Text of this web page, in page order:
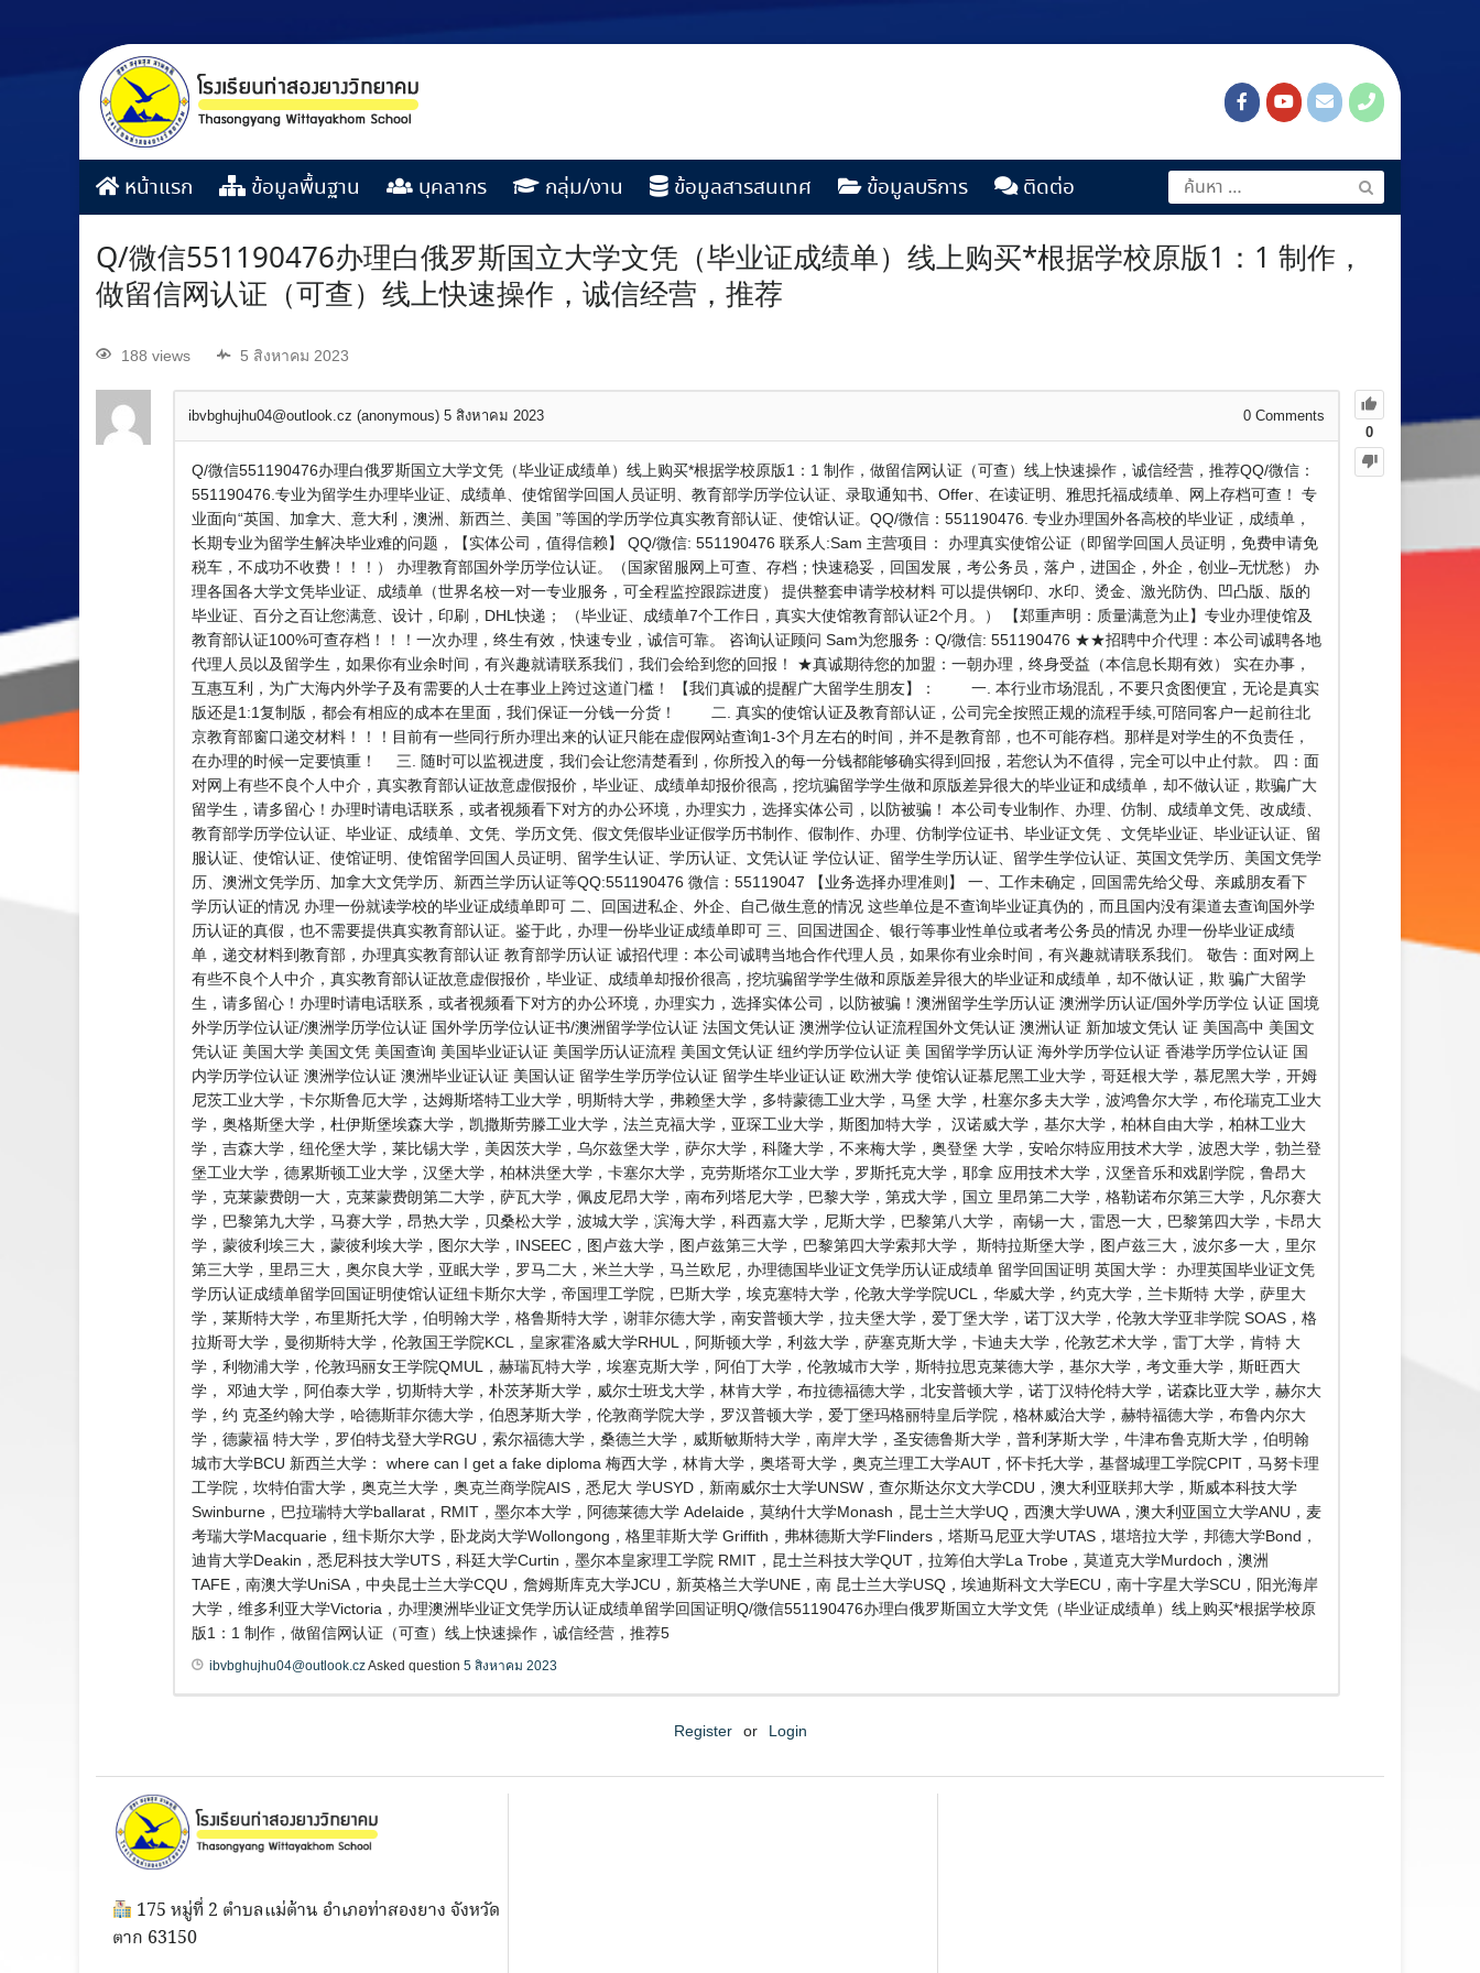
หน้าแรก ข้อมูลพื้นฐาน บุคลากร กลุ่ม/งาน ข้อมูลสารสนเทศ ข้อมูลบริการ ติดต่อ
Q/微信551190476办理白俄罗斯国立大学文凭（毕业证成绩单）线上购买*根据学校原版1：1 制作，
做留信网认证（可查）线上快速操作，诚信经营，推荐
188 views 5 สิงหาคม 2023
0
ibvbghujhu04@outlook.cz (anonymous) 5 สิงหาคม 2023 0 Comments
Q/微信551190476办理白俄罗斯国立大学文凭（毕业证成绩单）线上购买*根据学校原版1：1 制作，做留信网认证（可查）线上快速操作，诚信经营，推荐QQ/微信：
551190476.专业为留学生办理毕业证、成绩单、使馆留学回国人员证明、教育部学历学位认证、录取通知书、Offer、在读证明、雅思托福成绩单、网上存档可查！ 专
业面向“英国、加拿大、意大利，澳洲、新西兰、美国 ”等国的学历学位真实教育部认证、使馆认证。QQ/微信：551190476. 专业办理国外各高校的毕业证，成绩单，
长期专业为留学生解决毕业难的问题，【实体公司，值得信赖】 QQ/微信: 551190476 联系人:Sam 主营项目： 办理真实使馆公证（即留学回国人员证明，免费申请免
税车，不成功不收费！！！） 办理教育部国外学历学位认证。（国家留服网上可查、存档；快速稳妥，回国发展，考公务员，落户，进国企，外企，创业–无忧愁） 办
理各国各大学文凭毕业证、成绩单（世界名校一对一专业服务，可全程监控跟踪进度） 提供整套申请学校材料 可以提供钢印、水印、烫金、激光防伪、凹凸版、版的
毕业证、百分之百让您满意、设计，印刷，DHL快递； （毕业证、成绩单7个工作日，真实大使馆教育部认证2个月。） 【郑重声明：质量满意为止】专业办理使馆及
教育部认证100%可查存档！！！一次办理，终生有效，快速专业，诚信可靠。 咨询认证顾问 Sam为您服务：Q/微信: 551190476 ★★招聘中介代理：本公司诚聘各地
代理人员以及留学生，如果你有业余时间，有兴趣就请联系我们，我们会给到您的回报！ ★真诚期待您的加盟：一朝办理，终身受益（本信息长期有效） 实在办事，
互惠互利，为广大海内外学子及有需要的人士在事业上跨过这道门槛！ 【我们真诚的提醒广大留学生朋友】： 一. 本行业市场混乱，不要只贪图便宜，无论是真实
版还是1:1复制版，都会有相应的成本在里面，我们保证一分钱一分货！ 二. 真实的使馆认证及教育部认证，公司完全按照正规的流程手续,可陪同客户一起前往北
京教育部窗口递交材料！！！目前有一些同行所办理出来的认证只能在虚假网站查询1-3个月左右的时间，并不是教育部，也不可能存档。那样是对学生的不负责任，
在办理的时候一定要慎重！ 三. 随时可以监视进度，我们会让您清楚看到，你所投入的每一分钱都能够确实得到回报，若您认为不值得，完全可以中止付款。 四：面
对网上有些不良个人中介，真实教育部认证故意虚假报价，毕业证、成绩单却报价很高，挖坑骗留学学生做和原版差异很大的毕业证和成绩单，却不做认证，欺骗广大
留学生，请多留心！办理时请电话联系，或者视频看下对方的办公环境，办理实力，选择实体公司，以防被骗！ 本公司专业制作、办理、仿制、成绩单文凭、改成绩、
教育部学历学位认证、毕业证、成绩单、文凭、学历文凭、假文凭假毕业证假学历书制作、假制作、办理、仿制学位证书、毕业证文凭 、文凭毕业证、毕业证认证、留
服认证、使馆认证、使馆证明、使馆留学回国人员证明、留学生认证、学历认证、文凭认证 学位认证、留学生学历认证、留学生学位认证、英国文凭学历、美国文凭学
历、澳洲文凭学历、加拿大文凭学历、新西兰学历认证等QQ:551190476 微信：55119047 【业务选择办理准则】 一、工作未确定，回国需先给父母、亲戚朋友看下
学历认证的情况 办理一份就读学校的毕业证成绩单即可 二、回国进私企、外企、自己做生意的情况 这些单位是不查询毕业证真伪的，而且国内没有渠道去查询国外学
历认证的真假，也不需要提供真实教育部认证。鉴于此，办理一份毕业证成绩单即可 三、回国进国企、银行等事业性单位或者考公务员的情况 办理一份毕业证成绩
单，递交材料到教育部，办理真实教育部认证 教育部学历认证 诚招代理：本公司诚聘当地合作代理人员，如果你有业余时间，有兴趣就请联系我们。 敬告：面对网上
有些不良个人中介，真实教育部认证故意虚假报价，毕业证、成绩单却报价很高，挖坑骗留学学生做和原版差异很大的毕业证和成绩单，却不做认证，欺 骗广大留学
生，请多留心！办理时请电话联系，或者视频看下对方的办公环境，办理实力，选择实体公司，以防被骗！澳洲留学生学历认证 澳洲学历认证/国外学历学位 认证 国境
外学历学位认证/澳洲学历学位认证 国外学历学位认证书/澳洲留学学位认证 法国文凭认证 澳洲学位认证流程国外文凭认证 澳洲认证 新加坡文凭认 证 美国高中 美国文
凭认证 美国大学 美国文凭 美国查询 美国毕业证认证 美国学历认证流程 美国文凭认证 纽约学历学位认证 美 国留学学历认证 海外学历学位认证 香港学历学位认证 国
内学历学位认证 澳洲学位认证 澳洲毕业证认证 美国认证 留学生学历学位认证 留学生毕业证认证 欧洲大学 使馆认证慕尼黑工业大学，哥廷根大学，慕尼黑大学，开姆
尼茨工业大学，卡尔斯鲁厄大学，达姆斯塔特工业大学，明斯特大学，弗赖堡大学，多特蒙德工业大学，马堡 大学，杜塞尔多夫大学，波鸿鲁尔大学，布伦瑞克工业大
学，奥格斯堡大学，杜伊斯堡埃森大学，凯撒斯劳滕工业大学，法兰克福大学，亚琛工业大学，斯图加特大学， 汉诺威大学，基尔大学，柏林自由大学，柏林工业大
学，吉森大学，纽伦堡大学，莱比锡大学，美因茨大学，乌尔兹堡大学，萨尔大学，科隆大学，不来梅大学，奥登堡 大学，安哈尔特应用技术大学，波恩大学，勃兰登
堡工业大学，德累斯顿工业大学，汉堡大学，柏林洪堡大学，卡塞尔大学，克劳斯塔尔工业大学，罗斯托克大学，耶拿 应用技术大学，汉堡音乐和戏剧学院，鲁昂大
学，克莱蒙费朗一大，克莱蒙费朗第二大学，萨瓦大学，佩皮尼昂大学，南布列塔尼大学，巴黎大学，第戎大学，国立 里昂第二大学，格勒诺布尔第三大学，凡尔赛大
学，巴黎第九大学，马赛大学，昂热大学，贝桑松大学，波城大学，滨海大学，科西嘉大学，尼斯大学，巴黎第八大学， 南锡一大，雷恩一大，巴黎第四大学，卡昂大
学，蒙彼利埃三大，蒙彼利埃大学，图尔大学，INSEEC，图卢兹大学，图卢兹第三大学，巴黎第四大学索邦大学， 斯特拉斯堡大学，图卢兹三大，波尔多一大，里尔
第三大学，里昂三大，奥尔良大学，亚眠大学，罗马二大，米兰大学，马兰欧尼，办理德国毕业证文凭学历认证成绩单 留学回国证明 英国大学： 办理英国毕业证文凭
学历认证成绩单留学回国证明使馆认证纽卡斯尔大学，帝国理工学院，巴斯大学，埃克塞特大学，伦敦大学学院UCL，华威大学，约克大学，兰卡斯特 大学，萨里大
学，莱斯特大学，布里斯托大学，伯明翰大学，格鲁斯特大学，谢菲尔德大学，南安普顿大学，拉夫堡大学，爱丁堡大学，诺丁汉大学，伦敦大学亚非学院 SOAS，格
拉斯哥大学，曼彻斯特大学，伦敦国王学院KCL，皇家霍洛威大学RHUL，阿斯顿大学，利兹大学，萨塞克斯大学，卡迪夫大学，伦敦艺术大学，雷丁大学，肯特 大
学，利物浦大学，伦敦玛丽女王学院QMUL，赫瑞瓦特大学，埃塞克斯大学，阿伯丁大学，伦敦城市大学，斯特拉思克莱德大学，基尔大学，考文垂大学，斯旺西大
学， 邓迪大学，阿伯泰大学，切斯特大学，朴茨茅斯大学，威尔士班戈大学，林肯大学，布拉德福德大学，北安普顿大学，诺丁汉特伦特大学，诺森比亚大学，赫尔大
学，约 克圣约翰大学，哈德斯菲尔德大学，伯恩茅斯大学，伦敦商学院大学，罗汉普顿大学，爱丁堡玛格丽特皇后学院，格林威治大学，赫特福德大学，布鲁内尔大
学，德蒙福 特大学，罗伯特戈登大学RGU，索尔福德大学，桑德兰大学，威斯敏斯特大学，南岸大学，圣安德鲁斯大学，普利茅斯大学，牛津布鲁克斯大学，伯明翰
城市大学BCU 新西兰大学： where can I get a fake diploma 梅西大学，林肯大学，奥塔哥大学，奥克兰理工大学AUT，怀卡托大学，基督城理工学院CPIT，马努卡理
工学院，坎特伯雷大学，奥克兰大学，奥克兰商学院AIS，悉尼大 学USYD，新南威尔士大学UNSW，查尔斯达尔文大学CDU，澳大利亚联邦大学，斯威本科技大学
Swinburne，巴拉瑞特大学ballarat，RMIT，墨尔本大学，阿德莱德大学 Adelaide，莫纳什大学Monash，昆士兰大学UQ，西澳大学UWA，澳大利亚国立大学ANU，麦
考瑞大学Macquarie，纽卡斯尔大学，卧龙岗大学Wollongong，格里菲斯大学 Griffith，弗林德斯大学Flinders，塔斯马尼亚大学UTAS，堪培拉大学，邦德大学Bond，
迪肯大学Deakin，悉尼科技大学UTS，科廷大学Curtin，墨尔本皇家理工学院 RMIT，昆士兰科技大学QUT，拉筹伯大学La Trobe，莫道克大学Murdoch，澳洲
TAFE，南澳大学UniSA，中央昆士兰大学CQU，詹姆斯库克大学JCU，新英格兰大学UNE，南 昆士兰大学USQ，埃迪斯科文大学ECU，南十字星大学SCU，阳光海岸
大学，维多利亚大学Victoria，办理澳洲毕业证文凭学历认证成绩单留学回国证明Q/微信551190476办理白俄罗斯国立大学文凭（毕业证成绩单）线上购买*根据学校原
版1：1 制作，做留信网认证（可查）线上快速操作，诚信经营，推荐5
ibvbghujhu04@outlook.czAsked question 5 สิงหาคม 2023
Register or Login
175 หมู่ที่ 2 ตำบลแม่ต้าน อำเภอท่าสองยาง จังหวัด
ตาก 63150